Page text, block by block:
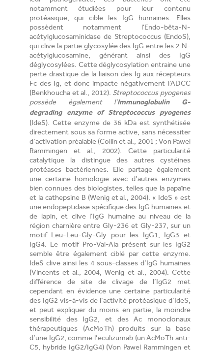
notamment étudiées pour leur contenu
protéasique, qui cible les IgG humaines. Elles
possèdent notamment l'Endo-bêta-N-
acétylglucosaminidase de Streptococcus (EndoS),
qui clive la partie glycosylée des IgG entre les 2 N-
acétylglucosamine, générant ainsi des IgG
déglycosylées. Cette déglycosylation entraine une
perte drastique de la liaison des Ig aux récepteurs
Fc des Ig, et donc impacte négativement l’ADCC
(Benkhoucha et al., 2012). Streptococcus pyogenes
possède également l’Immunoglobulin G-
degrading enzyme of Streptococcus pyogenes
(IdeS). Cette enzyme de 36 kDa est synthétisée
directement sous sa forme active, sans nécessiter
d’activation préalable (Collin et al., 2001 ; Von Pawel
Rammingen et al., 2002). Cette particularité
catalytique la distingue des autres cystéines
protéases bactériennes. Elle partage également
une certaine homologie avec d’autres enzymes
bien connues des biologistes, telles que la papaïne
et la cathepsine B (Wenig et al., 2004). « IdeS » est
une endopeptidase spécifique des IgG humaines et
de lapin, et clive l’IgG humaine au niveau de la
région charnière entre Gly-236 et Gly-237, sur un
motif Leu-Leu-Gly-Gly pour les IgG1, IgG3 et
IgG4. Le motif Pro-Val-Ala présent sur les IgG2
semble être également ciblé par cette enzyme.
IdeS clive ainsi les 4 sous-classes d’IgG humaines
(Vincents et al., 2004, Wenig et al., 2004). Cette
différence de site de clivage de l’IgG2 met
cependant en évidence une certaine particularité
des IgG2 vis-à-vis de l’activité protéasique d’IdeS,
et peut expliquer du moins en partie, la moindre
sensibilité des IgG2, et des Ac monoclonaux
thérapeutiques (AcMoTh) produits sur la base
d’une IgG2, comme l’eculizumab (un AcMoTh anti-
C5, hybride IgG2/IgG4) (Von Pawel Rammingen et